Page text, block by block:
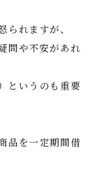
れますが、
問や不安があれ
というのも重要
品を一定期間借